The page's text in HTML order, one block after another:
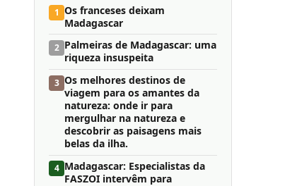
1 Os franceses deixam
Madagascar
2 Palmeiras de Madagascar: uma
riqueza insuspeita
3 Os melhores destinos de
viagem para os amantes da
natureza: onde ir para
mergulhar na natureza e
descobrir as paisagens mais
belas da ilha.
4 Madagascar: Especialistas da
FASZOI intervêm para